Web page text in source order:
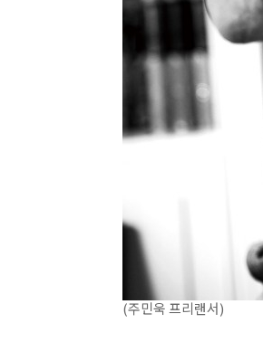
(주민욱 프리랜서)